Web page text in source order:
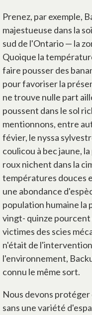
Prenez, par exemple,
majestueuse dans la
sud de l'Ontario — la
Quoique la
faire pousser des
pour favoriser la
ne trouve nulle part
poussent dans le sol
mentionnons, entre
févier, le nyssa
coulicou à bec jaune,
roux nichent dans la
températures douces
une abondance
population humaine la
vingt- quinze
victimes des scies
n'était de
l'environnement,
connu le même sort.
Nous devons protéger
sans une variété